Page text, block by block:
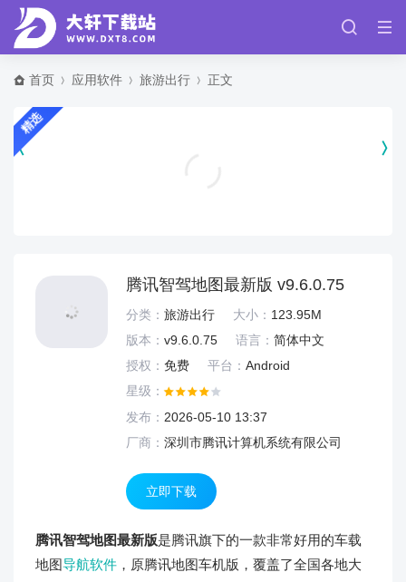
首页 应用软件 旅游出行 正文
精选
腾讯智驾地图最新版 v9.6.0.75
分类： 旅游出行 大小： 123.95M
版本： v9.6.0.75 语言： 简体中文
授权： 免费 平台： Android
星级：
发布： 2026-05-10 13:37
厂商： 深圳市腾讯计算机系统有限公司
立即下载
腾讯智驾地图最新版是腾讯旗下的一款非常好用的车载
地图导航软件 ，原腾讯地图车机版，覆盖了全国各地大